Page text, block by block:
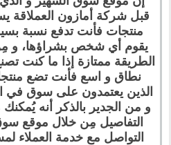
قبل شركة أمازون العملاقة
منتجات فأنت تدفع نسبة
يقوم أي شخص بشراؤها، و مِن
الطريقة ممتازة إذا ما كنت
نطاق و اسع فأنت تضع
الذين يعتمدون على سوق في
و من الجدير بالذكر أنه
التفاصيل مِن خلال موقع
التواصل مع خدمة العملاء